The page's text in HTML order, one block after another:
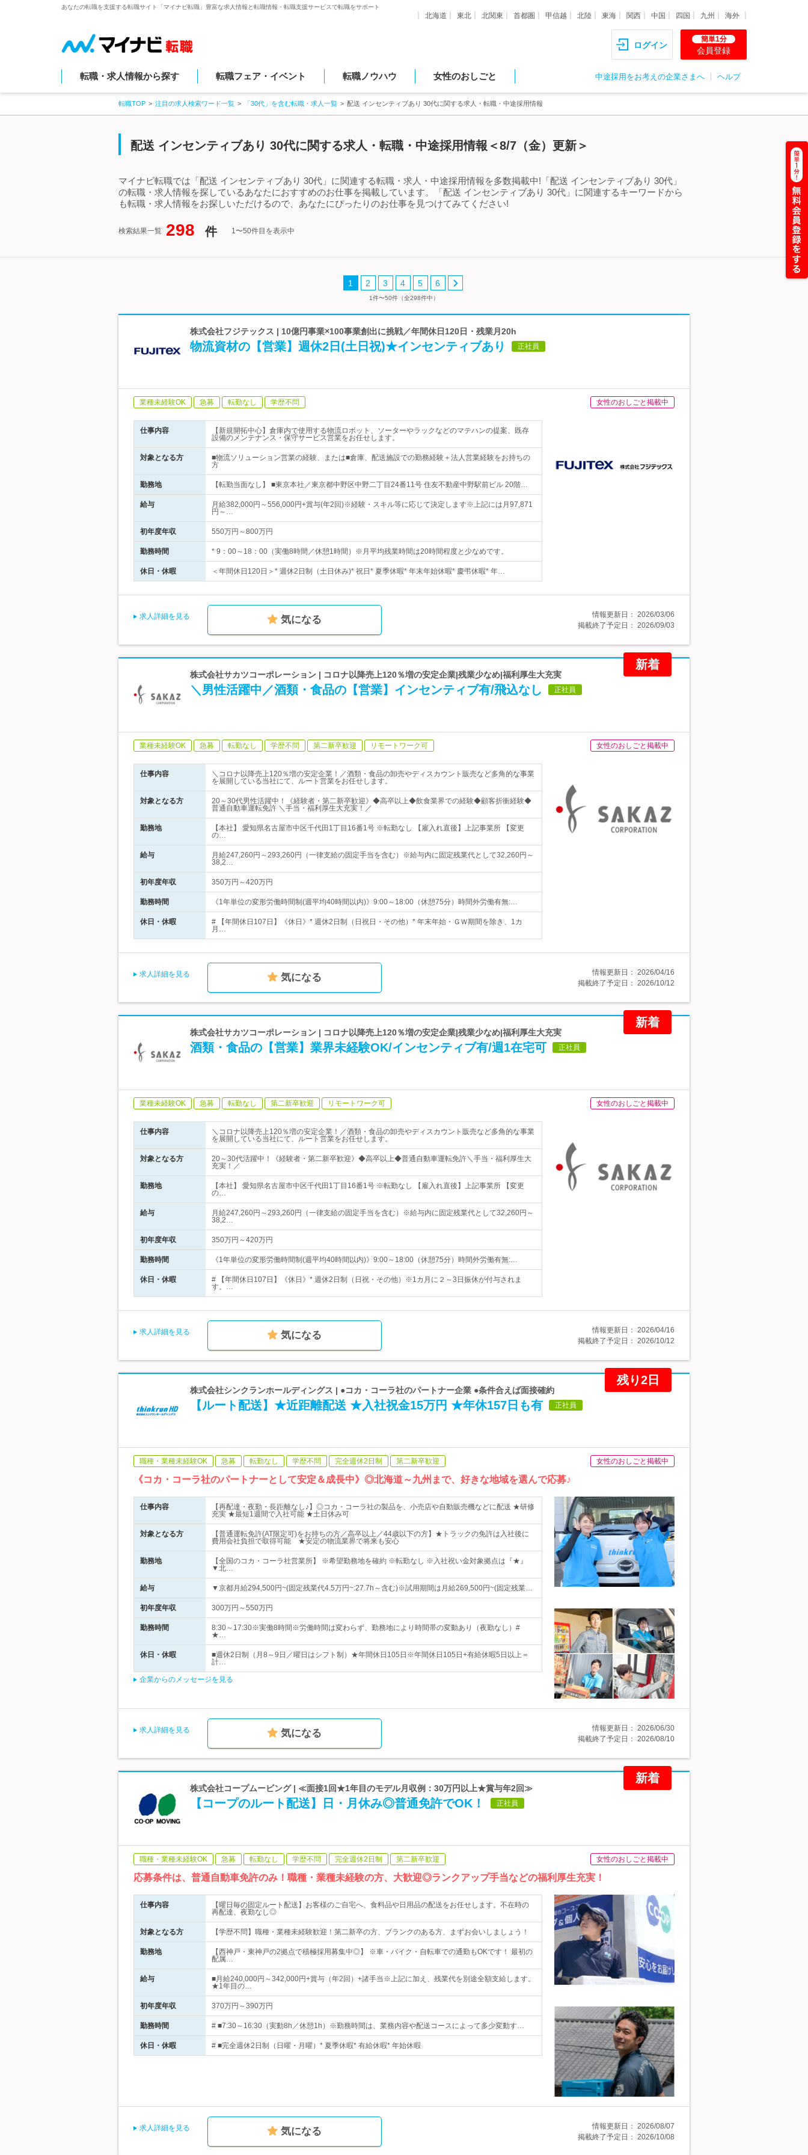
あなたの転職を支援する転職サイト「マイナビ転職」豊富な求人情報と転職情報・転職支援サービスで転職をサポート
北海道 東北 北関東 首都圏 甲信越 北陸 東海 関西 中国 四国 九州 海外
ログイン
簡単1分
会員登録
転職・求人情報から探す 転職フェア・イベント 転職ノウハウ 女性のおしごと 中途採用をお考えの企業さまへ ヘルプ
転職TOP 注目の求人検索ワード一覧 「30代」を含む転職・求人一覧 配送 インセンティブあり 30代に関する求人・転職・中途採用情報
配送 インセンティブあり 30代に関する求人・転職・中途採用情報＜8/7（金）更新＞
マイナビ転職では「配送 インセンティブあり 30代」に関連する転職・求人・中途採用情報を多数掲載中!「配送 インセンティブあり 30代」
の転職・求人情報を探しているあなたにおすすめのお仕事を掲載しています。「配送 インセンティブあり 30代」に関連するキーワードから
も転職・求人情報をお探しいただけるので、あなたにぴったりのお仕事を見つけてみてください!
検索結果一覧 298 件 1〜50件目を表示中
1 2 3 4 5 6
1件〜50件（全298件中）
株式会社フジテックス | 10億円事業×100事業創出に挑戦／年間休日120日・残業月20h
物流資材の【営業】週休2日(土日祝)★インセンティブあり 正社員
業種未経験OK 急募 転勤なし 学歴不問 女性のおしごと掲載中
仕事内容
【新規開拓中心】倉庫内で使用する物流ロボット、ソーターやラックなどのマテハンの提案、既存
設備のメンテナンス・保守サービス営業をお任せします。
対象となる方
■物流ソリューション営業の経験、または■倉庫、配送施設での勤務経験＋法人営業経験をお持ちの
方
勤務地 【転勤当面なし】 ■東京本社／東京都中野区中野二丁目24番11号 住友不動産中野駅前ビル 20階…
給与
月給382,000円～556,000円+賞与(年2回)※経験・スキル等に応じて決定します※上記には月97,871
円～…
初年度年収 550万円～800万円
勤務時間 * 9：00～18：00（実働8時間／休憩1時間）※月平均残業時間は20時間程度と少なめです。
休日・休暇 ＜年間休日120日＞* 週休2日制（土日休み)* 祝日* 夏季休暇* 年末年始休暇* 慶弔休暇* 年…
求人詳細を見る 気になる 情報更新日： 2026/03/06
掲載終了予定日： 2026/09/03
新着
株式会社サカツコーポレーション | コロナ以降売上120％増の安定企業|残業少なめ|福利厚生大充実
＼男性活躍中／酒類・食品の【営業】インセンティブ有/飛込なし 正社員
業種未経験OK 急募 転勤なし 学歴不問 第二新卒歓迎 リモートワーク可 女性のおしごと掲載中
仕事内容
＼コロナ以降売上120％増の安定企業！／酒類・食品の卸売やディスカウント販売など多角的な事業
を展開している当社にて、ルート営業をお任せします。
対象となる方
20～30代男性活躍中！《経験者・第二新卒歓迎》◆高卒以上◆飲食業界での経験◆顧客折衝経験◆
普通自動車運転免許 ＼手当・福利厚生大充実！／
勤務地
【本社】 愛知県名古屋市中区千代田1丁目16番1号 ※転勤なし 【雇入れ直後】上記事業所 【変更
の…
給与
月給247,260円～293,260円（一律支給の固定手当を含む）※給与内に固定残業代として32,260円～
38,2…
初年度年収 350万円～420万円
勤務時間 《1年単位の変形労働時間制(週平均40時間以内)》9:00～18:00（休憩75分）時間外労働有無:…
休日・休暇
# 【年間休日107日】《休日》* 週休2日制（日祝日・その他）* 年末年始・ＧＷ期間を除き、1カ
月…
求人詳細を見る 気になる 情報更新日： 2026/04/16
掲載終了予定日： 2026/10/12
新着
株式会社サカツコーポレーション | コロナ以降売上120％増の安定企業|残業少なめ|福利厚生大充実
酒類・食品の【営業】業界未経験OK/インセンティブ有/週1在宅可 正社員
業種未経験OK 急募 転勤なし 第二新卒歓迎 リモートワーク可 女性のおしごと掲載中
仕事内容
＼コロナ以降売上120％増の安定企業！／酒類・食品の卸売やディスカウント販売など多角的な事業
を展開している当社にて、ルート営業をお任せします。
対象となる方
20～30代活躍中！《経験者・第二新卒歓迎》◆高卒以上◆普通自動車運転免許＼手当・福利厚生大
充実！／
勤務地
【本社】 愛知県名古屋市中区千代田1丁目16番1号 ※転勤なし 【雇入れ直後】上記事業所 【変更
の…
給与
月給247,260円～293,260円（一律支給の固定手当を含む）※給与内に固定残業代として32,260円～
38,2…
初年度年収 350万円～420万円
勤務時間 《1年単位の変形労働時間制(週平均40時間以内)》9:00～18:00（休憩75分）時間外労働有無:…
休日・休暇
# 【年間休日107日】《休日》* 週休2日制（日祝・その他）※1カ月に２～3日振休が付与されま
す。…
求人詳細を見る 気になる 情報更新日： 2026/04/16
掲載終了予定日： 2026/10/12
残り2日
株式会社シンクランホールディングス | ●コカ・コーラ社のパートナー企業 ●条件合えば面接確約
【ルート配送】★近距離配送 ★入社祝金15万円 ★年休157日も有 正社員
職種・業種未経験OK 急募 転勤なし 学歴不問 完全週休2日制 第二新卒歓迎 女性のおしごと掲載中
《コカ・コーラ社のパートナーとして安定＆成長中》◎北海道～九州まで、好きな地域を選んで応募♪
仕事内容
【再配達・夜勤・長距離なし♪】◎コカ・コーラ社の製品を、小売店や自動販売機などに配送 ★研修
充実 ★最短1週間で入社可能 ★土日休み可
対象となる方
【普通運転免許(AT限定可)をお持ちの方／高卒以上／44歳以下の方】★トラックの免許は入社後に
費用会社負担で取得可能 ★安定の物流業界で将来も安心
勤務地
【全国のコカ・コーラ社営業所】 ※希望勤務地を確約 ※転勤なし ※入社祝い金対象拠点は『★』
▼北…
給与 ▼京都月給294,500円~(固定残業代4.5万円~:27.7h～含む)※試用期間は月給269,500円~(固定残業…
初年度年収 300万円～550万円
勤務時間
8:30～17:30※実働8時間※労働時間は変わらず、勤務地により時間帯の変動あり（夜勤なし）#
★…
休日・休暇
■週休2日制（月8～9日／曜日はシフト制）★年間休日105日※年間休日105日+有給休暇5日以上＝
計…
企業からのメッセージを見る
求人詳細を見る 気になる 情報更新日： 2026/06/30
掲載終了予定日： 2026/08/10
新着
株式会社コープムービング | ≪面接1回★1年目のモデル月収例：30万円以上★賞与年2回≫
【コープのルート配送】日・月休み◎普通免許でOK！ 正社員
職種・業種未経験OK 急募 転勤なし 学歴不問 完全週休2日制 第二新卒歓迎 女性のおしごと掲載中
応募条件は、普通自動車免許のみ！職種・業種未経験の方、大歓迎◎ランクアップ手当などの福利厚生充実！
仕事内容
【曜日毎の固定ルート配送】お客様のご自宅へ、食料品や日用品の配送をお任せします。不在時の
再配達、夜勤なし◎
対象となる方 【学歴不問】職種・業種未経験歓迎！第二新卒の方、ブランクのある方、まずお会いしましょう！
勤務地
【西神戸・東神戸の2拠点で積極採用募集中◎】 ※車・バイク・自転車での通勤もOKです！ 最初の
配属…
給与
■月給240,000円～342,000円+賞与（年2回）+諸手当※上記に加え、残業代を別途全額支給します。
★1年目の…
初年度年収 370万円～390万円
勤務時間 # ■7:30～16:30（実動8h／休憩1h）※勤務時間は、業務内容や配送コースによって多少変動す…
休日・休暇 # ■完全週休2日制（日曜・月曜）* 夏季休暇* 有給休暇* 年始休暇
求人詳細を見る 気になる 情報更新日： 2026/08/07
掲載終了予定日： 2026/10/08